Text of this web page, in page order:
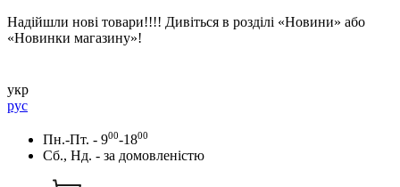
Надійшли нові товари!!!! Дивіться в розділі «Новини» або
«Новинки магазину»!
укр
рус
Пн.-Пт. - 900-1800
Сб., Нд. - за домовленістю